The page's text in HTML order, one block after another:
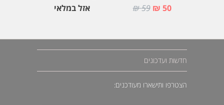
אזל במלאי
50 ₪
59 ₪
חדשות ועדכונים
הצטרפו ותישארו מעודכנים: